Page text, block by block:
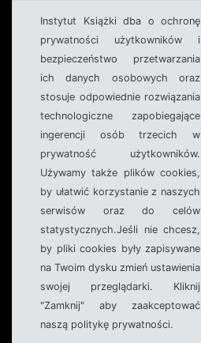
Instytut Książki dba o ochronę
prywatności użytkowników i
bezpieczeństwo przetwarzania
ich danych osobowych oraz
stosuje odpowiednie rozwiązania
technologiczne zapobiegające
ingerencji osób trzecich w
prywatność użytkowników.
Używamy także plików cookies,
by ułatwić korzystanie z naszych
serwisów oraz do celów
statystycznych.Jeśli nie chcesz,
by pliki cookies były zapisywane
na Twoim dysku zmień ustawienia
swojej przeglądarki. Kliknij
"Zamknij" aby zaakceptować
naszą politykę prywatności.